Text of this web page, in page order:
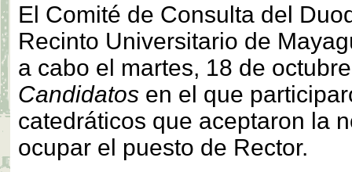
El Comité de Consulta del
Recinto Universitario de
a cabo el martes, 18 de
Candidatos en el que
catedráticos que aceptaron la
ocupar el puesto de Rector.